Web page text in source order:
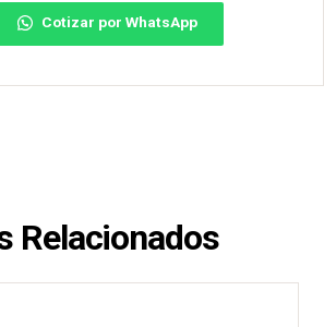
Cotizar por WhatsApp
Relacionados